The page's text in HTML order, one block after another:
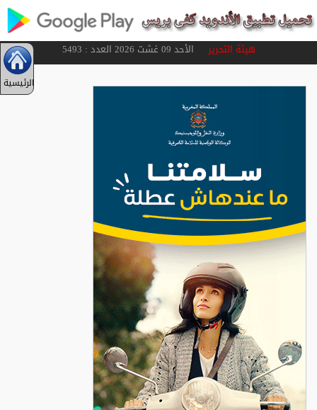
هيئة التحريرالأحد 09 غشت 2026 العدد : 5493
الرئيسية